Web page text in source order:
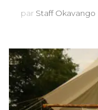
par Staff Okavango